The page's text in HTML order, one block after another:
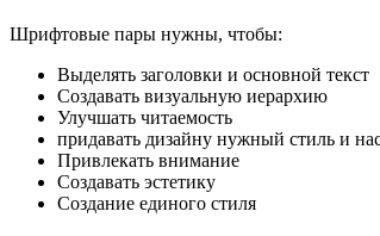
Шрифтовые пары нужны, чтобы:
Выделять заголовки и основной текст
Создавать визуальную иерархию
Улучшать читаемость
придавать дизайну нужный стиль и
Привлекать внимание
Создавать эстетику
Создание единого стиля